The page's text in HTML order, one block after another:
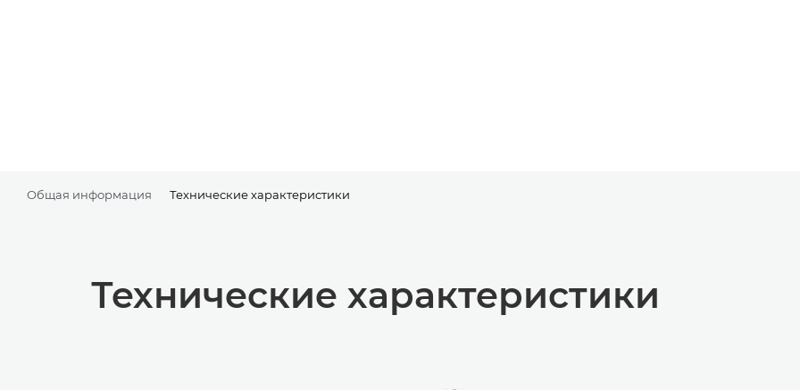
Общая информация Технические характеристики
Технические характеристики